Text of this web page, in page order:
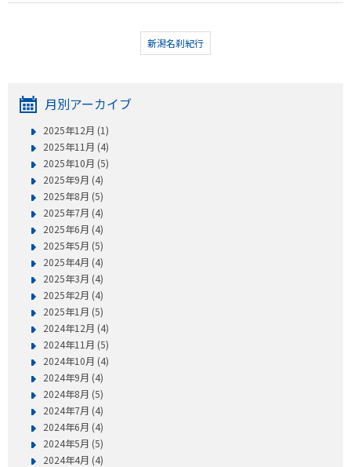
新潟名刹紀行
月別アーカイブ
2025年12月 (1)
2025年11月 (4)
2025年10月 (5)
2025年9月 (4)
2025年8月 (5)
2025年7月 (4)
2025年6月 (4)
2025年5月 (5)
2025年4月 (4)
2025年3月 (4)
2025年2月 (4)
2025年1月 (5)
2024年12月 (4)
2024年11月 (5)
2024年10月 (4)
2024年9月 (4)
2024年8月 (5)
2024年7月 (4)
2024年6月 (4)
2024年5月 (5)
2024年4月 (4)